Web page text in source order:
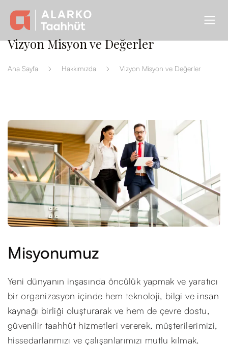
Vizyon Misyon ve Değerler
Ana Sayfa Hakkımızda Vizyon Misyon ve Değerler
Misyonumuz
Yeni dünyanın inşasında öncülük yapmak ve yaratıcı
bir organizasyon içinde hem teknoloji, bilgi ve insan
kaynağı birliği oluşturarak ve hem de çevre dostu,
güvenilir taahhüt hizmetleri vererek, müşterilerimizi,
hissedarlarımızı ve çalışanlarımızı mutlu kılmak.